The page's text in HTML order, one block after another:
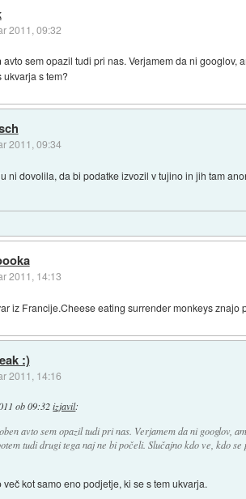
2011, 09:32
sem opazil tudi pri nas. Verjamem da ni
ukvarja s tem?
2011, 09:34
ni dovolila, da bi podatke izvozil v tujino in jih tam
2011, 14:13
iz Francije.Cheese eating surrender monkeys znajo
:)
2011, 14:16
ob 09:32 izjavil:
avto sem opazil tudi pri nas. Verjamem da ni googlov,
tudi drugi tega naj ne bi počeli. Slučajno kdo ve, kdo
več kot samo eno podjetje, ki se s tem ukvarja.